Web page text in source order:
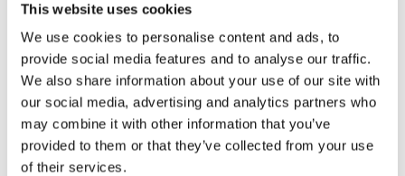
This website uses cookies
We use cookies to personalise content and ads, to
provide social media features and to analyse our traffic.
We also share information about your use of our site with
our social media, advertising and analytics partners who
may combine it with other information that you’ve
provided to them or that they’ve collected from your use
of their services.
15:00 - 17:00
LOCATIE
Online - op uitnodiging